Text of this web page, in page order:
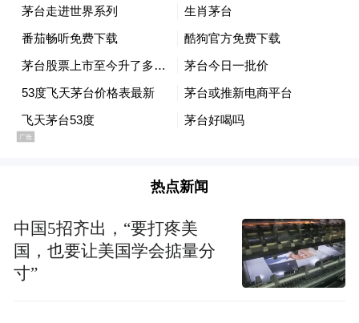
茅台·国之栋梁”的全面升级正是这一规划的
具体执行，也可以看作茅台围绕企业核心价
值观，将公益事业与品牌发展深度融合。
热点新闻
中国5招齐出，“要打疼美
国，也要让美国学会掂量分
寸”